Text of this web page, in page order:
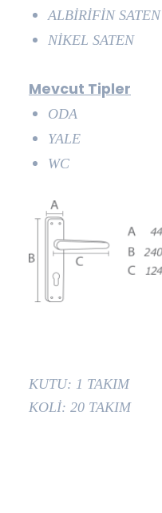
ALBİRİFİN SATEN
NİKEL SATEN
Mevcut Tipler
ODA
YALE
WC
KUTU: 1 TAKIM
KOLİ: 20 TAKIM